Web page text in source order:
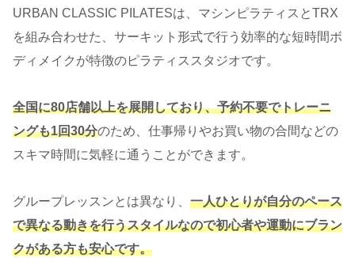
URBAN CLASSIC PILATESは、マシンピラティスとTRX
を組み合わせた、サーキット形式で行う効率的な短時間ボ
ディメイクが特徴のピラティススタジオです。
全国に80店舗以上を展開しており、予約不要でトレーニ
ングも1回30分のため、仕事帰りやお買い物の合間などの
スキマ時間に気軽に通うことができます。
グループレッスンとは異なり、 一人ひとりが自分のペース
で異なる動きを行うスタイルなので初心者や運動にブラン
クがある方も安心です。